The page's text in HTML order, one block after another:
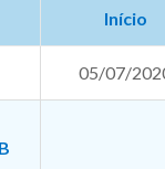
Início
05/07/